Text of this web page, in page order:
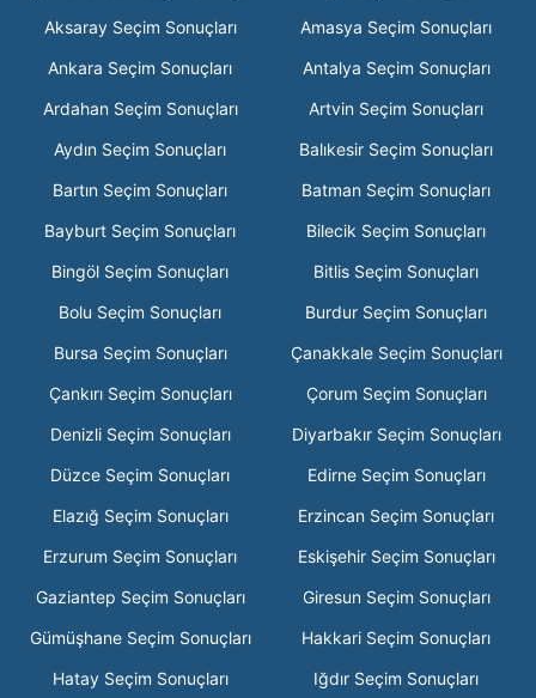
Aksaray Seçim Sonuçları
Amasya Seçim Sonuçları
Ankara Seçim Sonuçları
Antalya Seçim Sonuçları
Ardahan Seçim Sonuçları
Artvin Seçim Sonuçları
Aydın Seçim Sonuçları
Balıkesir Seçim Sonuçları
Bartın Seçim Sonuçları
Batman Seçim Sonuçları
Bayburt Seçim Sonuçları
Bilecik Seçim Sonuçları
Bingöl Seçim Sonuçları
Bitlis Seçim Sonuçları
Bolu Seçim Sonuçları
Burdur Seçim Sonuçları
Bursa Seçim Sonuçları
Çanakkale Seçim Sonuçları
Çankırı Seçim Sonuçları
Çorum Seçim Sonuçları
Denizli Seçim Sonuçları
Diyarbakır Seçim Sonuçları
Düzce Seçim Sonuçları
Edirne Seçim Sonuçları
Elazığ Seçim Sonuçları
Erzincan Seçim Sonuçları
Erzurum Seçim Sonuçları
Eskişehir Seçim Sonuçları
Gaziantep Seçim Sonuçları
Giresun Seçim Sonuçları
Gümüşhane Seçim Sonuçları
Hakkari Seçim Sonuçları
Hatay Seçim Sonuçları
Iğdır Seçim Sonuçları